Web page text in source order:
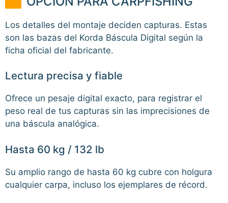
Los detalles del montaje deciden capturas. Estas
son las bazas del Korda Báscula Digital según la
ficha oficial del fabricante.
Lectura precisa y fiable
Ofrece un pesaje digital exacto, para registrar el
peso real de tus capturas sin las imprecisiones de
una báscula analógica.
Hasta 60 kg / 132 lb
Su amplio rango de hasta 60 kg cubre con holgura
cualquier carpa, incluso los ejemplares de récord.